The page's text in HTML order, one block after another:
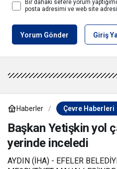
Bir dahaki sefere yorum
posta adresimi ve web site
Yorum Gönder Giriş
Haberler Çevre Haberleri
Başkan Yetişkin yol
yerinde inceledi
AYDIN (İHA) - EFELER